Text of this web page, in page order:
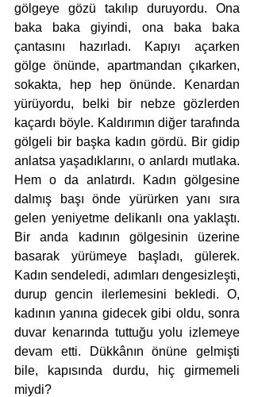
gölgeye gözü takılıp duruyordu. Ona
baka baka giyindi, ona baka baka
çantasını hazırladı. Kapıyı açarken
gölge önünde, apartmandan çıkarken,
sokakta, hep hep önünde. Kenardan
yürüyordu, belki bir nebze gözlerden
kaçardı böyle. Kaldırımın diğer tarafında
gölgeli bir başka kadın gördü. Bir gidip
anlatsa yaşadıklarını, o anlardı mutlaka.
Hem o da anlatırdı. Kadın gölgesine
dalmış başı önde yürürken yanı sıra
gelen yeniyetme delikanlı ona yaklaştı.
Bir anda kadının gölgesinin üzerine
basarak yürümeye başladı, gülerek.
Kadın sendeledi, adımları dengesizleşti,
durup gencin ilerlemesini bekledi. O,
kadının yanına gidecek gibi oldu, sonra
duvar kenarında tuttuğu yolu izlemeye
devam etti. Dükkânın önüne gelmişti
bile, kapısında durdu, hiç girmemeli
miydi?